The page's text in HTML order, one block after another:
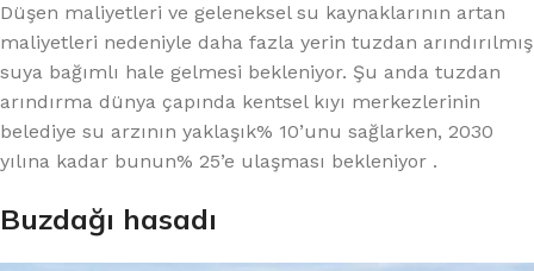
Düşen maliyetleri ve geleneksel su kaynaklarının artan
maliyetleri nedeniyle daha fazla yerin tuzdan arındırılmış
suya bağımlı hale gelmesi bekleniyor. Şu anda tuzdan
arındırma dünya çapında kentsel kıyı merkezlerinin
belediye su arzının yaklaşık% 10’unu sağlarken, 2030
yılına kadar bunun% 25’e ulaşması bekleniyor .
Buzdağı hasadı